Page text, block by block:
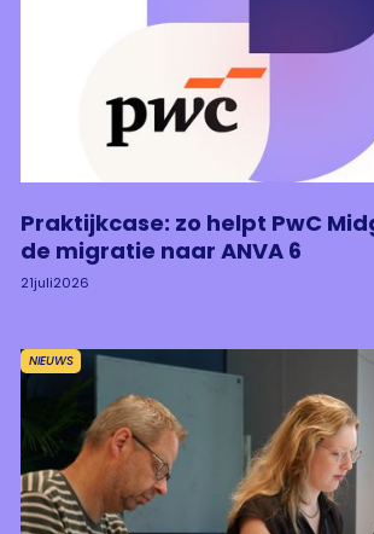
Praktijkcase: zo helpt PwC
de migratie naar ANVA 6
21juli2026
NIEUWS